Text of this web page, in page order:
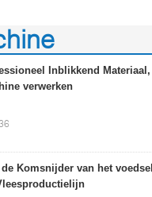
Inblikkend Materiaal,
verwerken
de Komsnijder van het